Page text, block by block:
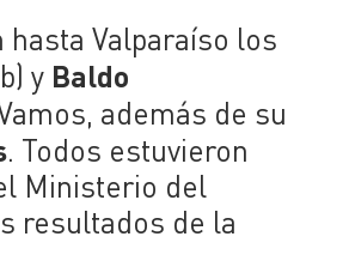
Valparaíso los
y Baldo
además de su
. Todos estuvieron
Ministerio del
resultados de la